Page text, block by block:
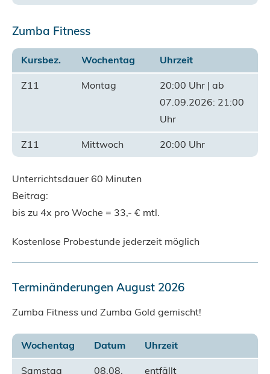
Zumba Fitness
Kursbez. Wochentag Uhrzeit
Z11 Montag
20:00 Uhr | ab
07.09.2026: 21:00
Uhr
Z11 Mittwoch 20:00 Uhr
Unterrichtsdauer 60 Minuten
Beitrag:
bis zu 4x pro Woche = 33,- € mtl.
Kostenlose Probestunde jederzeit möglich
Terminänderungen August 2026
Zumba Fitness und Zumba Gold gemischt!
Wochentag Datum Uhrzeit
Samstag 08.08. entfällt